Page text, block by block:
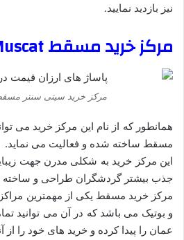
نیز بازدید نمایید.
مرکز خرید مسقط City Center Muscat
مرکز خرید سیتی سنتر
همانطور که از نام این مرکز خرید می
مسقط ساخته شده و فعالیت می نماید.
این مرکز خرید به شکلی مدرن جهت
جذب بیشتر گردشگران طراحی و
و بوتیک می باشد که در آن می توانید
عمان را پیدا کرده و خرید های خود را از